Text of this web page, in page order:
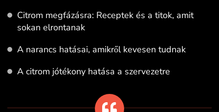
Citrom megfázásra: Receptek és a titok, amit
sokan elrontanak
A narancs hatásai, amikről kevesen tudnak
A citrom jótékony hatása a szervezetre